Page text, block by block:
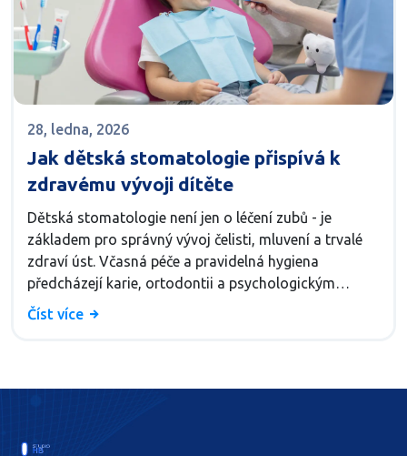
28, ledna, 2026
Jak dětská stomatologie přispívá k
zdravému vývoji dítěte
Dětská stomatologie není jen o léčení zubů - je
základem pro správný vývoj čelisti, mluvení a trvalé
zdraví úst. Včasná péče a pravidelná hygiena
předcházejí karie, ortodontii a psychologickým
problémům.
Číst více